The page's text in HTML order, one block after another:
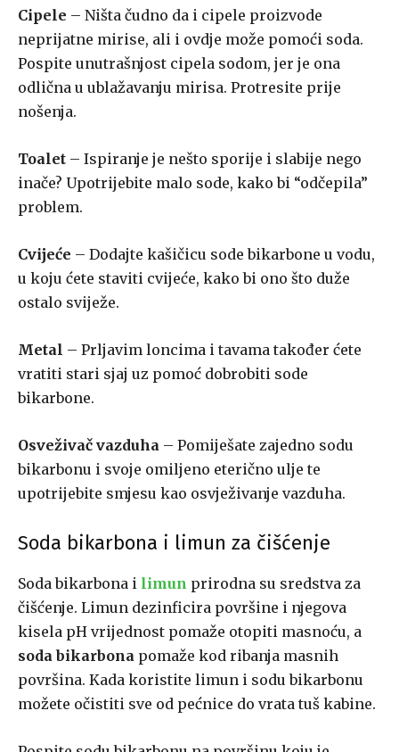
Cipele – Ništa čudno da i cipele proizvode
neprijatne mirise, ali i ovdje može pomoći soda.
Pospite unutrašnjost cipela sodom, jer je ona
odlična u ublažavanju mirisa. Protresite prije
nošenja.
Toalet – Ispiranje je nešto sporije i slabije nego
inače? Upotrijebite malo sode, kako bi “odčepila”
problem.
Cvijeće – Dodajte kašičicu sode bikarbone u vodu,
u koju ćete staviti cvijeće, kako bi ono što duže
ostalo sviježe.
Metal – Prljavim loncima i tavama također ćete
vratiti stari sjaj uz pomoć dobrobiti sode
bikarbone.
Osveživač vazduha – Pomiješate zajedno sodu
bikarbonu i svoje omiljeno eterično ulje te
upotrijebite smjesu kao osvježivanje vazduha.
Soda bikarbona i limun za čišćenje
Soda bikarbona i limun prirodna su sredstva za
čišćenje. Limun dezinficira površine i njegova
kisela pH vrijednost pomaže otopiti masnoću, a
soda bikarbona pomaže kod ribanja masnih
površina. Kada koristite limun i sodu bikarbonu
možete očistiti sve od pećnice do vrata tuš kabine.